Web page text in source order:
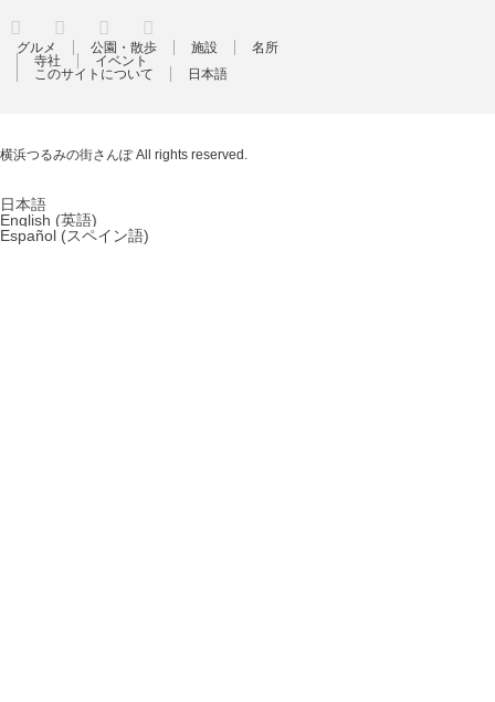
FacebookInstagram
グルメ 公園・散歩 施設
名所
寺社
イベント
このサイトについて
日本語
横浜つるみの街さんぽAll rights reserved.
日本語
English (英語)
Español (スペイン語)